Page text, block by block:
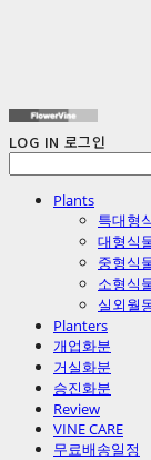
LOG IN 로그인
Plants
특대형
대형식
중형식
소형식
실외월
Planters
개업화분
거실화분
승진화분
Review
VINE CARE
무료배송일정